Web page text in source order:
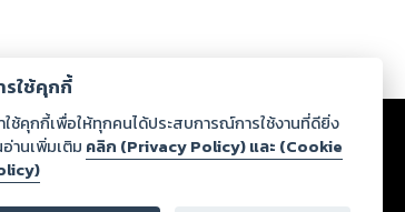
มงานกับเรา ดาวน์โหลด
ในทรัพย์สินทางปัญญาของบุคคลอื่นหรือ
รใช้คุกกี้
ใช้คุกกี้เพื่อให้ทุกคนได้ประสบการณ์การใช้งานที่ดียิ่ง
านเพิ่มเติม คลิก (Privacy Policy) และ (Cookie